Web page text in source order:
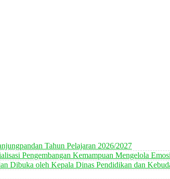
Tahun Pelajaran 2026/2027
Pengembangan Kemampuan Mengelola
Dibuka oleh Kepala Dinas Pendidikan dan